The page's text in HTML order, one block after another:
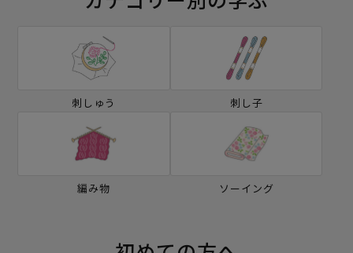
刺しゅう 刺し子
編み物 ソーイング